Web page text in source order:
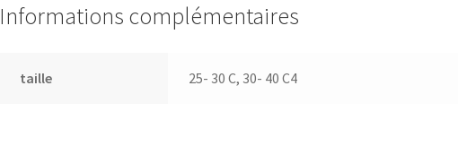
Informations complémentaires
taille 25- 30 C, 30- 40 C4